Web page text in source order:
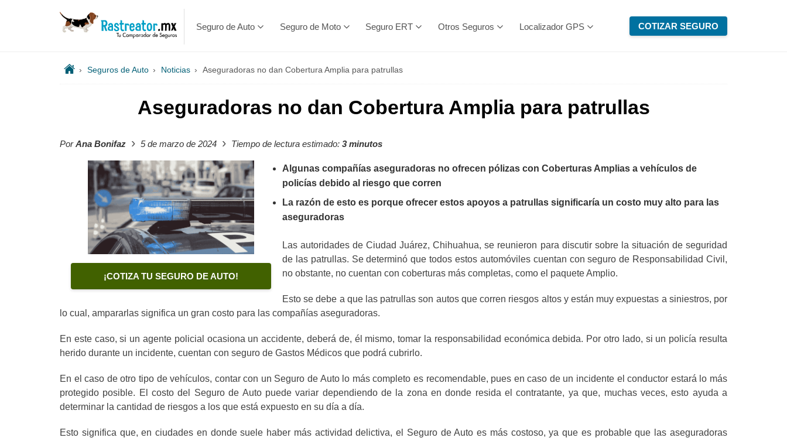
Seguro de Auto Seguro de Moto Seguro ERT Otros Seguros Localizador GPS COTIZAR SEGURO
› Seguros de Auto › Noticias › Aseguradoras no dan Cobertura Amplia para patrullas
Aseguradoras no dan Cobertura Amplia para patrullas
PorAna Bonifaz › 5 de marzo de 2024 › Tiempo de lectura estimado: 3 minutos
¡COTIZA TU SEGURO DE AUTO!
Algunas compañías aseguradoras no ofrecen pólizas con Coberturas Amplias a vehículos de
policías debido al riesgo que corren
La razón de esto es porque ofrecer estos apoyos a patrullas significaría un costo muy alto para las
aseguradoras
Las autoridades de Ciudad Juárez, Chihuahua, se reunieron para discutir sobre la situación de seguridad
de las patrullas. Se determinó que todos estos automóviles cuentan con seguro de Responsabilidad Civil,
no obstante, no cuentan con coberturas más completas, como el paquete Amplio.
Esto se debe a que las patrullas son autos que corren riesgos altos y están muy expuestas a siniestros, por
lo cual, ampararlas significa un gran costo para las compañías aseguradoras.
En este caso, si un agente policial ocasiona un accidente, deberá de, él mismo, tomar la responsabilidad económica debida. Por otro lado, si un policía resulta
herido durante un incidente, cuentan con seguro de Gastos Médicos que podrá cubrirlo.
En el caso de otro tipo de vehículos, contar con un Seguro de Auto lo más completo es recomendable, pues en caso de un incidente el conductor estará lo más
protegido posible. El costo del Seguro de Auto puede variar dependiendo de la zona en donde resida el contratante, ya que, muchas veces, esto ayuda a
determinar la cantidad de riesgos a los que está expuesto en su día a día.
Esto significa que, en ciudades en donde suele haber más actividad delictiva, el Seguro de Auto es más costoso, ya que es probable que las aseguradoras